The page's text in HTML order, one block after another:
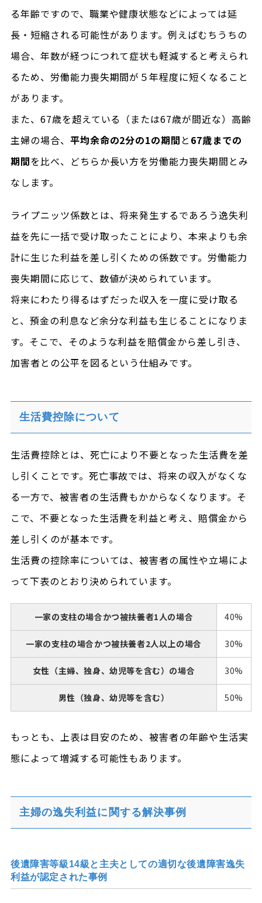
る年齢ですので、職業や健康状態などによっては延
長・短縮される可能性があります。例えばむちうちの
場合、年数が経つにつれて症状も軽減すると考えられ
るため、労働能力喪失期間が５年程度に短くなること
があります。
また、67歳を超えている（または67歳が間近な）高齢
主婦の場合、 平均余命の2分の1の期間 と 67歳までの
期間を比べ、どちらか長い方を労働能力喪失期間とみ
なします。
ライプニッツ係数とは、将来発生するであろう逸失利
益を先に一括で受け取ったことにより、本来よりも余
計に生じた利益を差し引くための係数です。労働能力
喪失期間に応じて、数値が決められています。
将来にわたり得るはずだった収入を一度に受け取る
と、預金の利息など余分な利益も生じることになりま
す。そこで、そのような利益を賠償金から差し引き、
加害者との公平を図るという仕組みです。
生活費控除について
生活費控除とは、死亡により不要となった生活費を差
し引くことです。死亡事故では、将来の収入がなくな
る一方で、被害者の生活費もかからなくなります。そ
こで、不要となった生活費を利益と考え、賠償金から
差し引くのが基本です。
生活費の控除率については、被害者の属性や立場によ
って下表のとおり決められています。
一家の支柱の場合かつ被扶養者1人の場合 40%
一家の支柱の場合かつ被扶養者2人以上の場合 30%
女性（主婦、独身、幼児等を含む）の場合 30%
男性（独身、幼児等を含む） 50%
もっとも、上表は目安のため、被害者の年齢や生活実
態によって増減する可能性もあります。
主婦の逸失利益に関する解決事例
後遺障害等級14級と主夫としての適切な後遺障害逸失
利益が認定された事例